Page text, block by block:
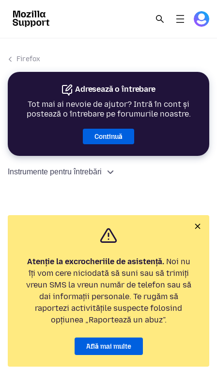
Firefox
Adresează o întrebare
Tot mai ai nevoie de ajutor? Intră în cont și
postează o întrebare pe forumurile noastre.
Continuă
Instrumente pentru întrebări
Atenție la excrocheriile de asistență.Noi nu
îți vom cere niciodată să suni sau să trimiți
vreun SMS la vreun număr de telefon sau să
dai informații personale. Te rugăm să
raportezi activitățile suspecte folosind
opțiunea „Raportează un abuz”.
Află mai multe